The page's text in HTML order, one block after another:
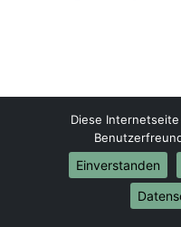
Mülheim-an-der-Ruhr-
Mülheim an der Ruhr
Diese
Einverstanden